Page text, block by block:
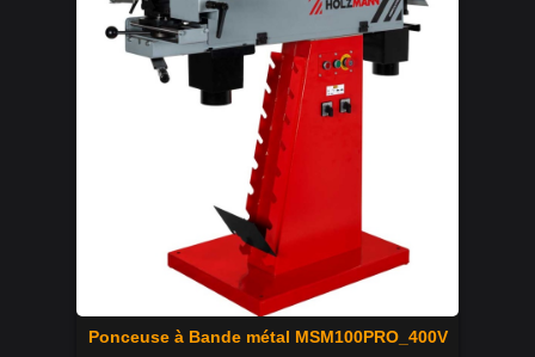
Ponceuse à Bande métal MSM100PRO_400V